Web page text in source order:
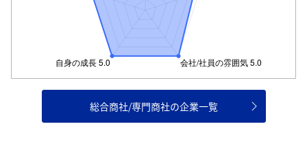
総合商社/専門商社の企業一覧